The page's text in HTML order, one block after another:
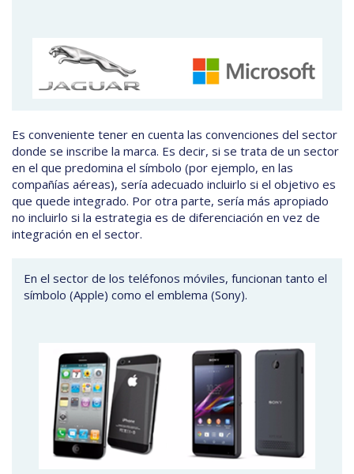
Es conveniente tener en cuenta las convenciones del sector
donde se inscribe la marca. Es decir, si se trata de un sector
en el que predomina el símbolo (por ejemplo, en las
compañías aéreas), sería adecuado incluirlo si el objetivo es
que quede integrado. Por otra parte, sería más apropiado
no incluirlo si la estrategia es de diferenciación en vez de
integración en el sector.
En el sector de los teléfonos móviles, funcionan tanto el
símbolo (Apple) como el emblema (Sony).